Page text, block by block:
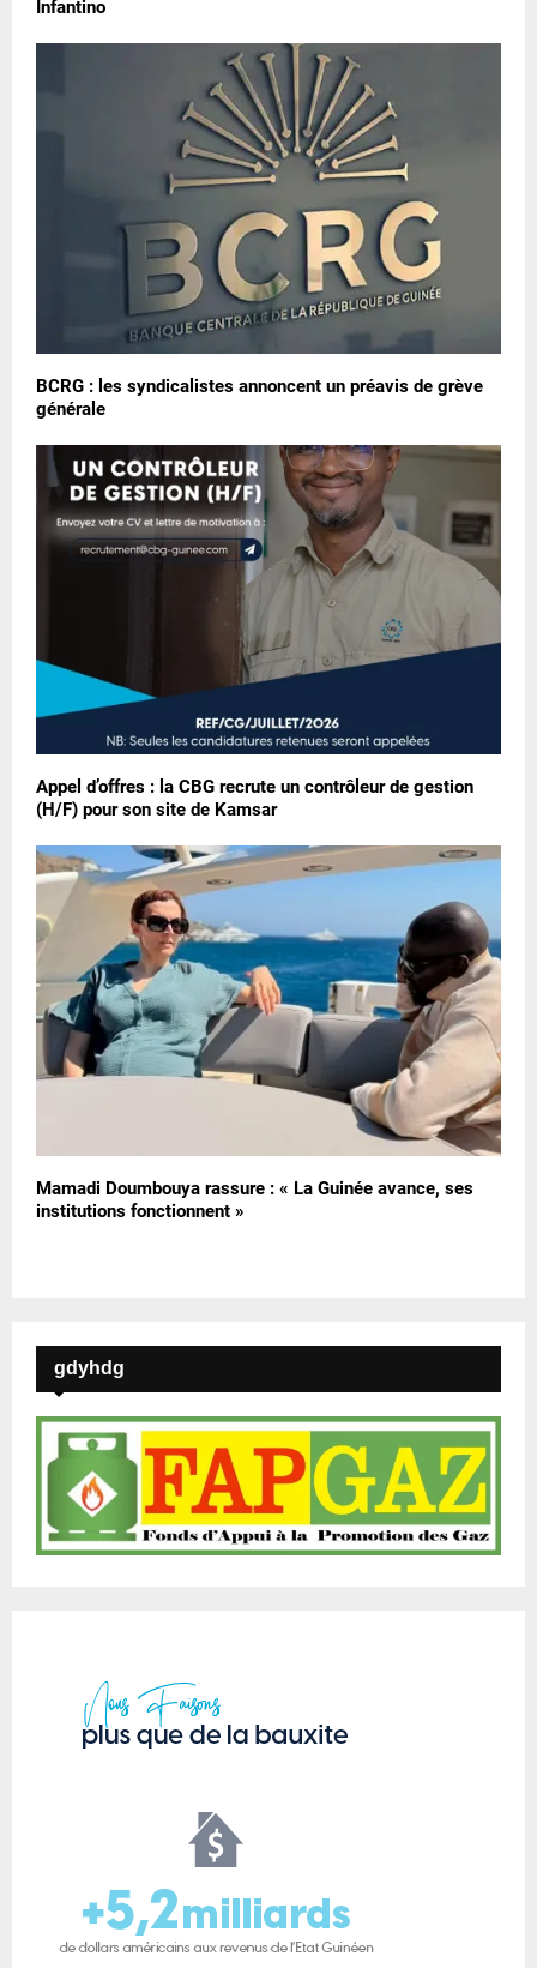
Infantino
BCRG : les syndicalistes annoncent un préavis de grève
générale
Appel d’offres : la CBG recrute un contrôleur de gestion
(H/F) pour son site de Kamsar
Mamadi Doumbouya rassure : « La Guinée avance, ses
institutions fonctionnent »
gdyhdg